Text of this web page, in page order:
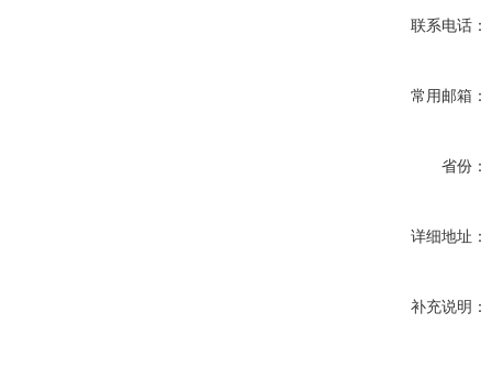
联系电话：
常用邮箱：
省份：
详细地址：
补充说明：